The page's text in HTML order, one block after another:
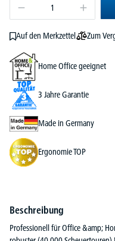
Auf den Merkzettel Zum
Home Office geeignet
3 Jahre Garantie
Made in Germany
Ergonomie TOP
Beschreibung
Professionell für Office &amp;